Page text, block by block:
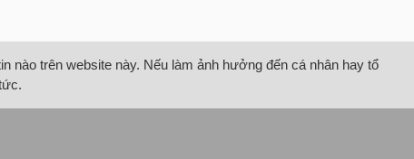
nào trên website này. Nếu làm ảnh hưởng đến cá nhân hay tổ